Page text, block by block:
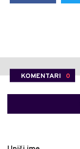
KOMENTARI 0